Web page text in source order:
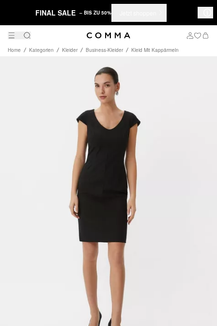
FINAL SALE – BIS ZU 50%
Home Kategorien Kleider Business-Kleider Kleid Mit Kappärmeln